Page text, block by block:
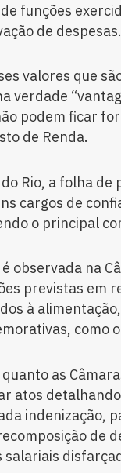
funções
de despesas.
valores que
verdade
podem ficar
de Renda.
Rio, a folha
cargos de
o principal
observada na
previstas em
à
como
as
atos
indenização,
de